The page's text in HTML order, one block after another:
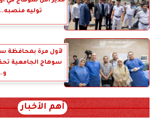
توليه
لأول مرة
سوهاج الجامعية
أهم الأخبار